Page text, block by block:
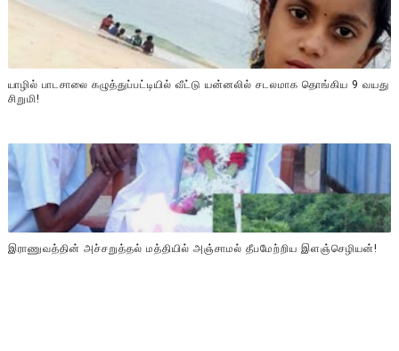
யாழில் பாடசாலை கழுத்துப்பட்டியில் வீட்டு யன்னலில் சடலமாக தொங்கிய 9 வயது
சிறுமி!
இராணுவத்தின் அச்சறுத்தல் மத்தியில் அஞ்சாமல் தீபமேற்றிய இளஞ்செழியன்!